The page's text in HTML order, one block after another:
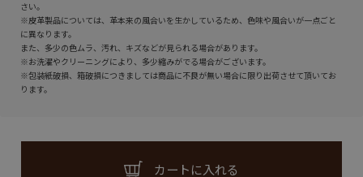
さい。
※皮革製品については、革本来の風合いを生かしているため、色味や風合いが一点ごと
に異なります。
また、多少の色ムラ、汚れ、キズなどが見られる場合があります。
※お洗濯やクリーニングにより、多少縮みがでる場合がございます。
※包装紙破損、箱破損につきましては商品に不良が無い場合に限り出荷させて頂いてお
ります。
カートに入れる